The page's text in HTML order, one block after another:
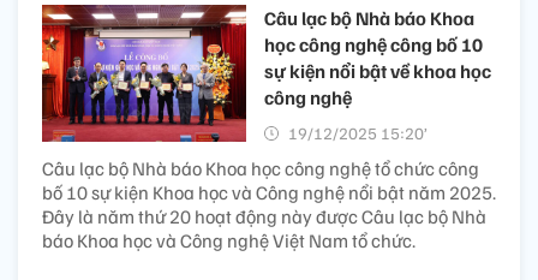
Câu lạc bộ Nhà báo Khoa
học công nghệ công bố 10
sự kiện nổi bật về khoa học
công nghệ
19/12/2025 15:20’
Câu lạc bộ Nhà báo Khoa học công nghệ tổ chức công
bố 10 sự kiện Khoa học và Công nghệ nổi bật năm 2025.
Đây là năm thứ 20 hoạt động này được Câu lạc bộ Nhà
báo Khoa học và Công nghệ Việt Nam tổ chức.